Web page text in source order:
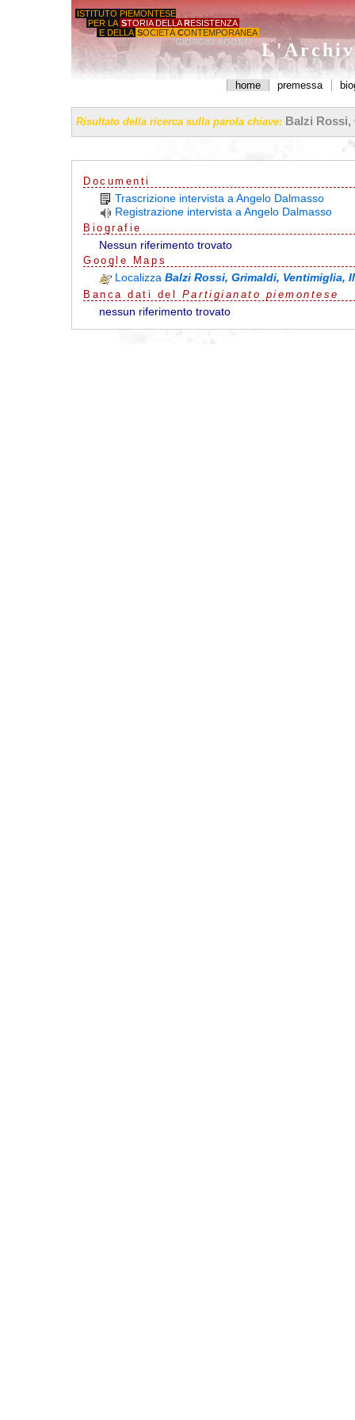
ISTITUTO PIEMONTESE
PER LA STORIA DELLA RESISTENZA
E DELLA SOCIETÀ CONTEMPORANEA
'GIORGIO AGOSTI'
home premessa
Risultato della ricerca sulla parola chiave: Balzi Rossi,
Documenti
Trascrizione intervista a Angelo Dalmasso
Registrazione intervista a Angelo Dalmasso
Biografie
Nessun riferimento trovato
G oo g e Maps
LocalizzaBalzi Rossi, Grimaldi, Ventimiglia,
Banca dati del Partigianato piemontese
nessun riferimento trovato